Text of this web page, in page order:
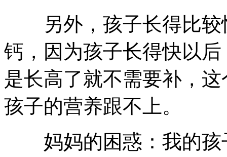
另外，孩子长得比较
钙，因为孩子长得快以
是长高了就不需要补，
孩子的营养跟不上。
妈妈的困惑：我的孩